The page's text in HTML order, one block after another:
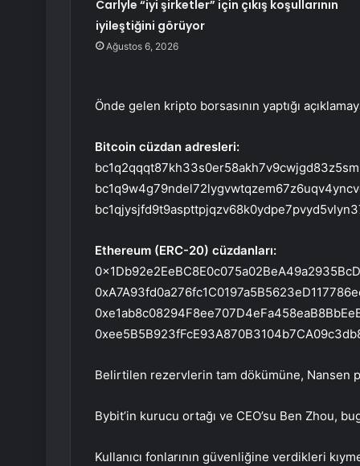
Carlyle “iyi şirketler” için çıkış koşullarının
iyileştiğini görüyor
Ağustos 6, 2026
Önde gelen kripto borsasının yaptığı
Bitcoin cüzdan adresleri:
Ethereum (ERC-20) cüzdanları:
Belirtilen rezervlerin tam dökümüne, Nansen
Bybit’in kurucu ortağı ve CEO’su Ben Zhou,
Kullanıcı fonlarının güvenliğine verdikleri